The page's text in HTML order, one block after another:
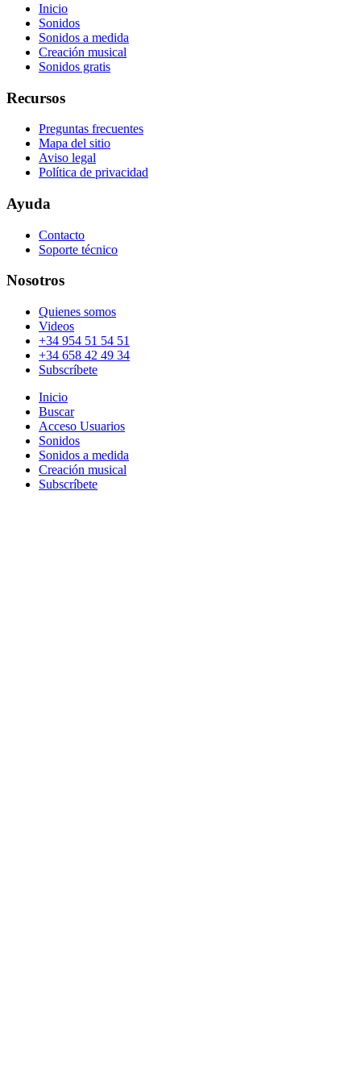
Inicio
Sonidos
Sonidos a medida
Creación musical
Sonidos gratis
Recursos
Preguntas frecuentes
Mapa del sitio
Aviso legal
Política de privacidad
Ayuda
Contacto
Soporte técnico
Nosotros
Quienes somos
Videos
+34 954 51 54 51
+34 658 42 49 34
Subscríbete
Inicio
Buscar
Acceso Usuarios
Sonidos
Sonidos a medida
Creación musical
Subscríbete